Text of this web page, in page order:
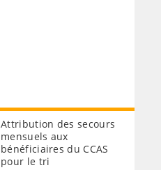
Attribution des secours
mensuels aux
bénéficiaires du CCAS
pour le tri